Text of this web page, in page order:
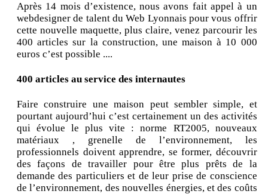
Après 14 mois d’existence, nous avons fait appel à un
webdesigner de talent du Web Lyonnais pour vous offrir
cette nouvelle maquette, plus claire, venez parcourir les
400 articles sur la construction, une maison à 10 000
euros c’est possible ....
400 articles au service des internautes
Faire construire une maison peut sembler simple, et
pourtant aujourd’hui c’est certainement un des activités
qui évolue le plus vite : norme RT2005, nouveaux
matériaux , grenelle de l’environnement, les
professionnels doivent apprendre, se former, découvrir
des façons de travailler pour être plus prêts de la
demande des particuliers et de leur prise de conscience
de l’environnement, des nouvelles énergies, et des coûts